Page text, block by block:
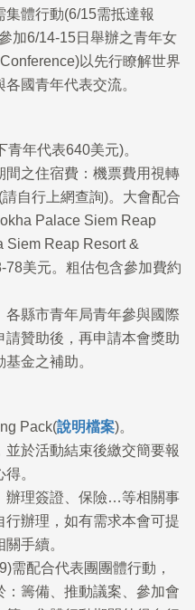
體行動(6/15需抵達報
加6/14-15日舉辦之青年女
以先行瞭解世界
國青年代表交流。
年代表640美元)。
之住宿費：機票費用視轉
自行上網查詢)。大會配合
Palace Siem Reap
Siem Reap Resort &
美元。粗估包含參加費約
縣市青年局青年參與國際
贊助後，再申請本會獎助
金之補助。
Pack(說明檔案)。
於活動結束後繳交簡要報
。
辦理簽證、保險…等相關事
辦理，如有需求本會可提
手續。
需配合代表團團體行動，
籌備、推動議案、參加會